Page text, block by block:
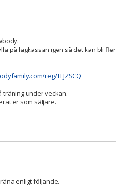
på lagkassan igen så det kan bli fler
reg/TFJZSCQ
träning under veckan.
er som säljare.
enligt följande.